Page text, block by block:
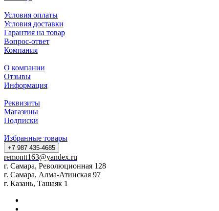
Условия оплаты
Условия доставки
Гарантия на товар
Вопрос-ответ
Компания
О компании
Отзывы
Информация
Реквизиты
Магазины
Подписки
Избранные товары
+7 987 435-4685
remontt163@yandex.ru
г. Самара, Революционная 128
г. Самара, Алма-Атинская 97
г. Казань, Ташаяк 1